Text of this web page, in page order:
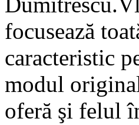
focusează
caracteristic
modul
oferă şi felul